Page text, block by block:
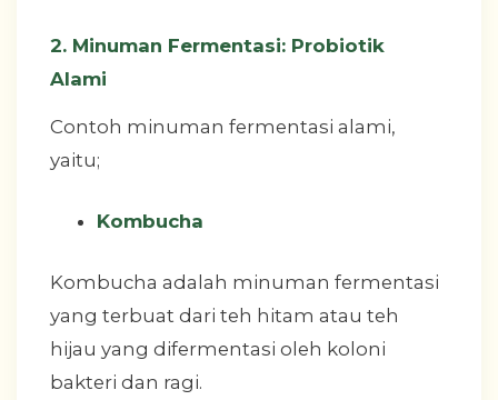
2. Minuman Fermentasi: Probiotik
Alami
Contoh minuman fermentasi alami,
yaitu;
Kombucha
Kombucha adalah minuman fermentasi
yang terbuat dari teh hitam atau teh
hijau yang difermentasi oleh koloni
bakteri dan ragi.